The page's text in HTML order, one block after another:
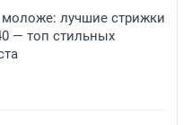
лучшие стрижки
— топ стильных